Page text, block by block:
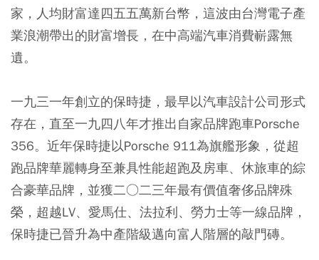
家，人均財富達四五五萬新台幣，這波由台灣電子產
業浪潮帶出的財富增長，在中高端汽車消費嶄露無
遺。
一九三一年創立的保時捷，最早以汽車設計公司形式
存在，直至一九四八年才推出自家品牌跑車Porsche
356。近年保時捷以Porsche 911為旗艦形象，從超
跑品牌華麗轉身至兼具性能超跑及房車、休旅車的綜
合豪華品牌，並獲二○二三年最有價值奢侈品牌殊
榮，超越LV、愛馬仕、法拉利、勞力士等一線品牌，
保時捷已晉升為中產階級邁向富人階層的敲門磚。